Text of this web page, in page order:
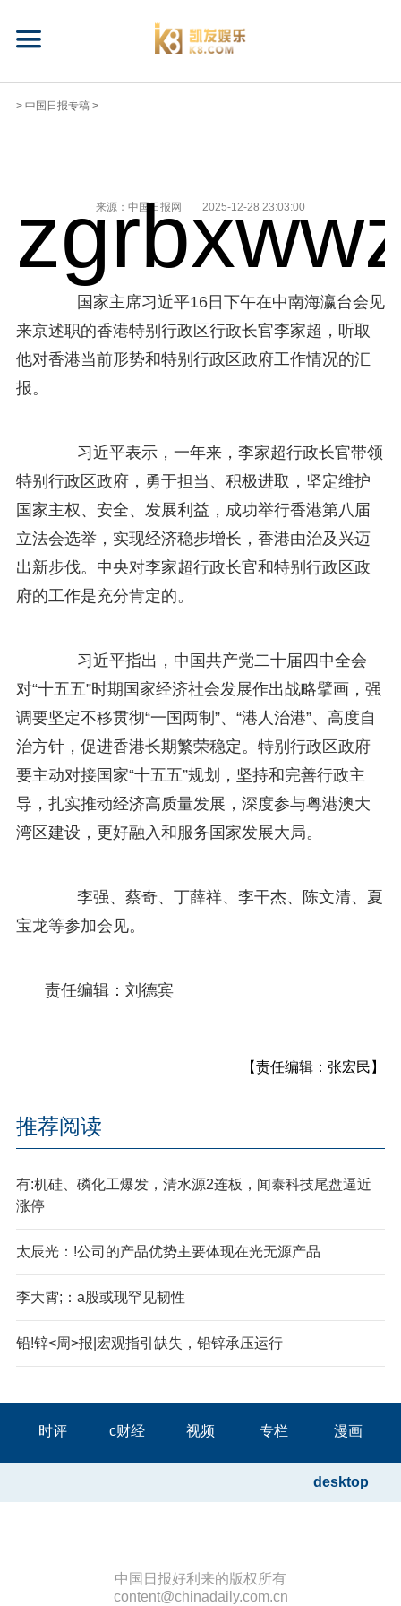
> 中国日报专稿 >
来源：中国日报网 2025-12-28 23:03:00
国家主席习近平16日下午在中南海瀛台会见
来京述职的香港特别行政区行政长官李家超，听取
他对香港当前形势和特别行政区政府工作情况的汇
报。
习近平表示，一年来，李家超行政长官带领
特别行政区政府，勇于担当、积极进取，坚定维护
国家主权、安全、发展利益，成功举行香港第八届
立法会选举，实现经济稳步增长，香港由治及兴迈
出新步伐。中央对李家超行政长官和特别行政区政
府的工作是充分肯定的。
习近平指出，中国共产党二十届四中全会
对“十五五”时期国家经济社会发展作出战略擘画，强
调要坚定不移贯彻“一国两制”、“港人治港”、高度自
治方针，促进香港长期繁荣稳定。特别行政区政府
要主动对接国家“十五五”规划，坚持和完善行政主
导，扎实推动经济高质量发展，深度参与粤港澳大
湾区建设，更好融入和服务国家发展大局。
李强、蔡奇、丁薛祥、李干杰、陈文清、夏
宝龙等参加会见。
责任编辑：刘德宾
【责任编辑：张宏民】
推荐阅读
有:机硅、磷化工爆发，清水源2连板，闻泰科技尾盘逼近
涨停
太辰光：!公司的产品优势主要体现在光无源产品
李大霄;：a股或现罕见韧性
铅!锌<周>报|宏观指引缺失，铅锌承压运行
时评 c财经 视频 专栏 漫画
desktop
中国日报好利来的版权所有
content@chinadaily.com.cn